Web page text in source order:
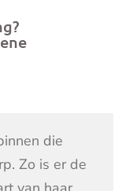
die
Zo is er de